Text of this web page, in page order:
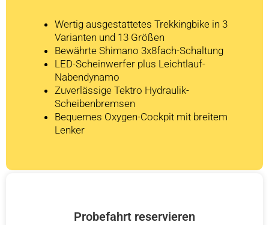
Wertig ausgestattetes Trekkingbike in 3
Varianten und 13 Größen
Bewährte Shimano 3x8fach-Schaltung
LED-Scheinwerfer plus Leichtlauf-
Nabendynamo
Zuverlässige Tektro Hydraulik-
Scheibenbremsen
Bequemes Oxygen-Cockpit mit breitem
Lenker
Probefahrt reservieren